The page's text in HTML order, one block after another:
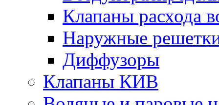
Клапаны расхода
Наружные
Диффузоры
Клапаны КИВ